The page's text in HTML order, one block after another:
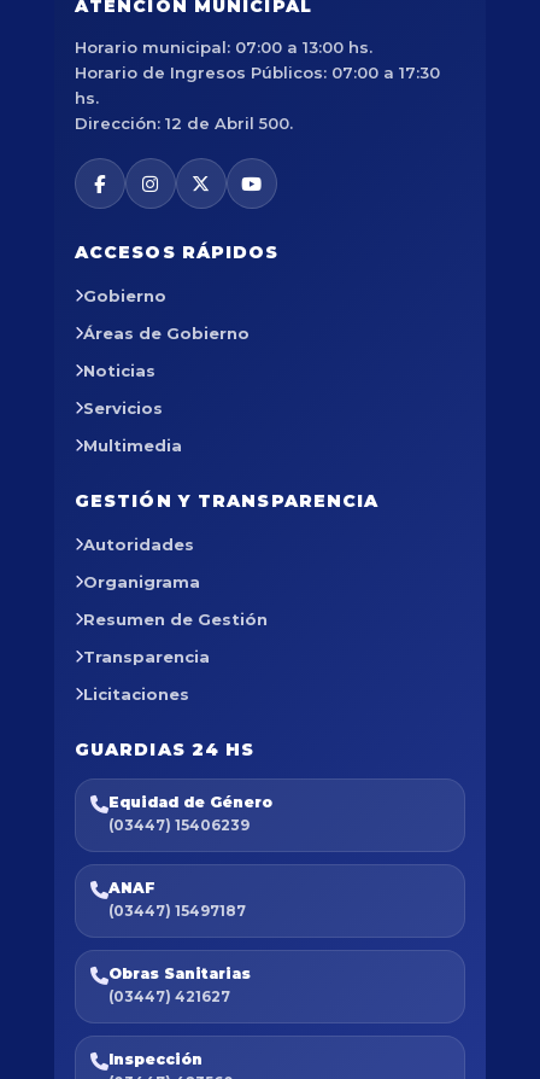
ATENCIÓN MUNICIPAL
Horario municipal: 07:00 a 13:00 hs.
Horario de Ingresos Públicos: 07:00 a 17:30
hs.
Dirección: 12 de Abril 500.
ACCESOS RÁPIDOS
Gobierno
Áreas de Gobierno
Noticias
Servicios
Multimedia
GESTIÓN Y TRANSPARENCIA
Autoridades
Organigrama
Resumen de Gestión
Transparencia
Licitaciones
GUARDIAS 24 HS
Equidad de Género
(03447) 15406239
ANAF
(03447) 15497187
Obras Sanitarias
(03447) 421627
Inspección